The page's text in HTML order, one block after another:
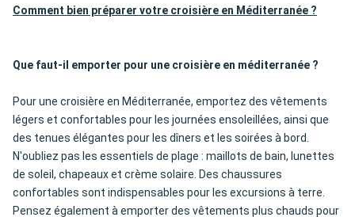
Comment bien préparer votre croisière en Méditerranée ?
Que faut-il emporter pour une croisière en méditerranée ?
Pour une croisière en Méditerranée, emportez des vêtements
légers et confortables pour les journées ensoleillées, ainsi que
des tenues élégantes pour les dîners et les soirées à bord.
N'oubliez pas les essentiels de plage : maillots de bain, lunettes
de soleil, chapeaux et crème solaire. Des chaussures
confortables sont indispensables pour les excursions à terre.
Pensez également à emporter des vêtements plus chauds pour